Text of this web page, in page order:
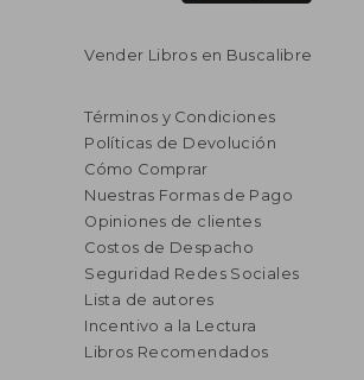
Vender Libros en Buscalibre
Términos y Condiciones
Políticas de Devolución
Cómo Comprar
Nuestras Formas de Pago
Opiniones de clientes
Costos de Despacho
Seguridad Redes Sociales
Lista de autores
Incentivo a la Lectura
Libros Recomendados